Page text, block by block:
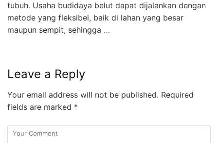
tubuh. Usaha budidaya belut dapat dijalankan dengan
metode yang fleksibel, baik di lahan yang besar
maupun sempit, sehingga …
Leave a Reply
Your email address will not be published. Required
fields are marked *